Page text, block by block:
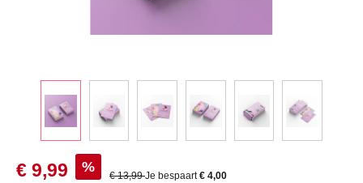
Verkoopprijs:
€ 9,99 % Normale prijs:
€ 13,99Je bespaart€ 4,00